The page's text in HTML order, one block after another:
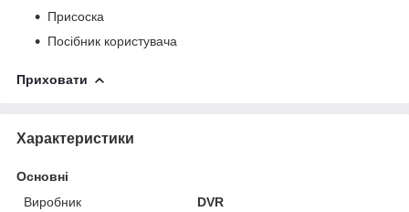
Присоска
Посібник користувача
Приховати
Характеристики
Основні
Виробник
DVR